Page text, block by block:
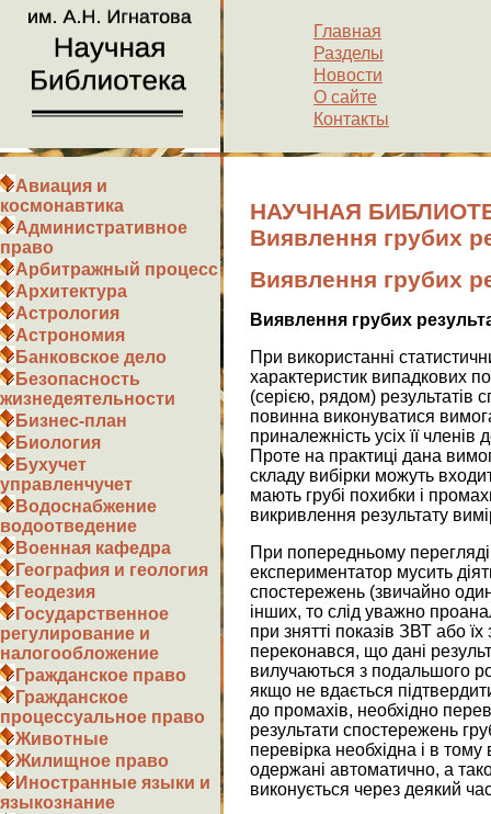
Главная
Разделы
Новости
О сайте
Контакты
Авиация и
космонавтика
Административное
право
Арбитражный процесс
Архитектура
Астрология
Астрономия
Банковское дело
Безопасность
жизнедеятельности
Бизнес-план
Биология
Бухучет
управленчучет
Водоснабжение
водоотведение
Военная кафедра
География и геология
Геодезия
Государственное
регулирование и
налогообложение
Гражданское право
Гражданское
процессуальное право
Животные
Жилищное право
Иностранные языки и
языкознание
НАУЧНАЯ
Виявлення грубих
Виявлення грубих
Виявлення грубих
При використанні
характеристик випадкових
(серією, рядом)
повинна виконуватися
приналежність усіх її членів
Проте на практиці дана
складу вибірки можуть
мають грубі похибки і
викривлення результату
При попередньому
експериментатор мусить
спостережень (звичайно
інших, то слід уважно
при знятті показів ЗВТ або
переконався, що дані
вилучаються з подальшого
якщо не вдається
до промахів, необхідно
результати спостережень
перевірка необхідна і в
одержані автоматично, а
виконується через деякий